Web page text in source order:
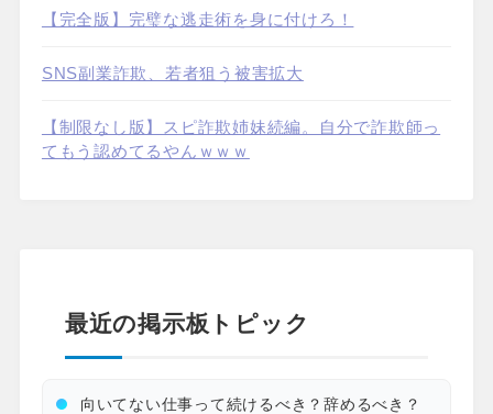
【完全版】完璧な逃走術を身に付けろ！
SNS副業詐欺、若者狙う被害拡大
【制限なし版】スピ詐欺姉妹続編。自分で詐欺師っ
てもう認めてるやんｗｗｗ
最近の掲示板トピック
向いてない仕事って続けるべき？辞めるべき？